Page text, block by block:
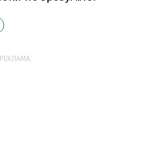
РЕКЛАМА: